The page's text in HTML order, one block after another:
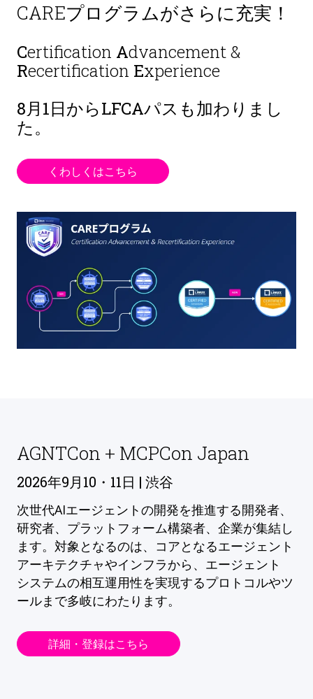
CAREプログラムがさらに充実！
Certification Advancement &
Recertification Experience
8月1日からLFCAパスも加わりまし
た。
くわしくはこちら
AGNTCon + MCPCon Japan
2026年9月10・11日 | 渋谷
次世代AIエージェントの開発を推進する開発者、
研究者、プラットフォーム構築者、企業が集結し
ます。対象となるのは、コアとなるエージェント
アーキテクチャやインフラから、エージェント
システムの相互運用性を実現するプロトコルやツ
ールまで多岐にわたります。
詳細・登録はこちら